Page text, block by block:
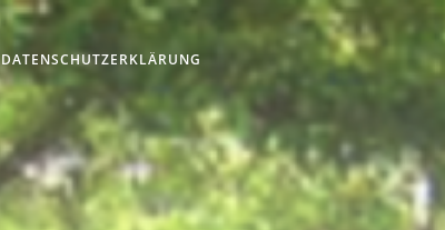
DATENSCHUTZERKLÄRUNG